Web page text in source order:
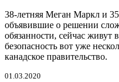
38-летняя Меган Маркл и
объявившие о решении
обязанности, сейчас живут
безопасность вот уже
канадское правительство.
01.03.2020